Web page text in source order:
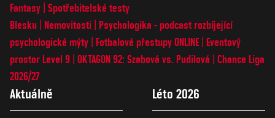
Fantasy Spotřebitelské testy
Blesku
Nemovitosti
Psychologika - podcast rozbíjející
psychologické mýty
Fotbalové přestupy ONLINE
Eventový
prostor Level 9 OKTAGON 92: Szabová vs. Pudilová
Chance Liga
2026/27
Aktuálně Léto 2026